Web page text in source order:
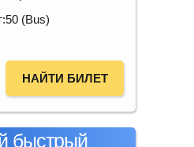
(Bus)
НАЙТИ БИЛЕТ
быстрый